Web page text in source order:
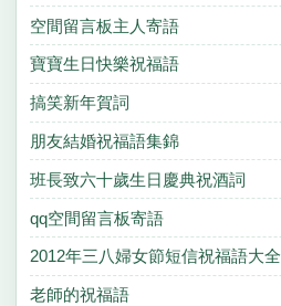
空間留言板主人寄語
寶寶生日快樂祝福語
搞笑新年賀詞
朋友結婚祝福語集錦
班長致六十歲生日慶典祝酒詞
qq空間留言板寄語
2012年三八婦女節短信祝福語大全
老師的祝福語